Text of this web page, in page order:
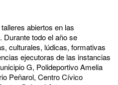
abiertos en las
Durante todo el año se
culturales, lúdicas, formativas
ejecutoras de las instancias
G, Polideportivo Amelia
Peñarol, Centro Cívico